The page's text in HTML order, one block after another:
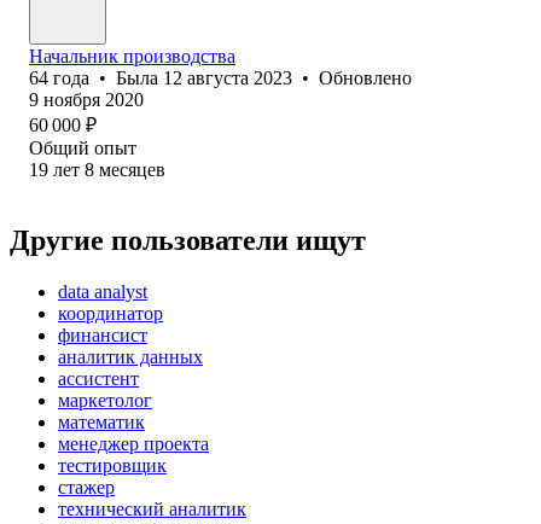
Начальник производства
64 года • Была 12 августа 2023 • Обновлено
9 ноября 2020
60 000 ₽
Общий опыт
19 лет 8 месяцев
Другие пользователи ищут
data analyst
координатор
финансист
аналитик данных
ассистент
маркетолог
математик
менеджер проекта
тестировщик
стажер
технический аналитик